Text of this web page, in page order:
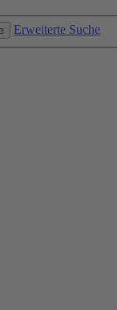
Erweiterte Suche